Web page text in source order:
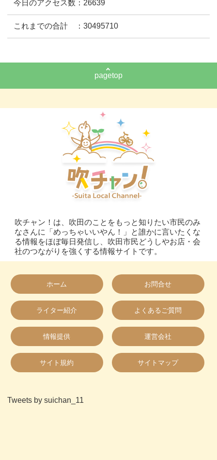
今日のアクセス数：26639
これまでの合計 ：30495710
pagetop
吹チャン！は、吹田のことをもっと知りたい市民のみ
なさんに「めっちゃいいやん！」と誰かに言いたくな
る情報をほぼ毎日発信し、吹田市民どうしやお店・会
社のつながりを強くする情報サイトです。
ホーム お問合せ
ライター紹介 よくあるご質問
情報提供 運営会社
サイト規約 サイトマップ
Tweets by suichan_11